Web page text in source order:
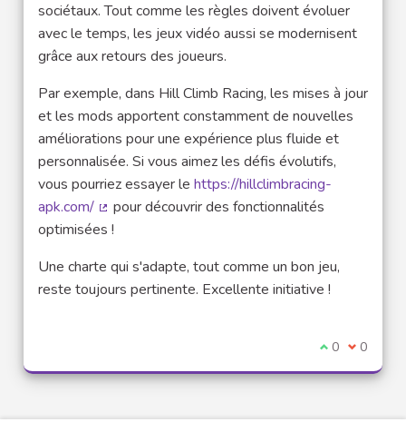
sociétaux. Tout comme les règles doivent évoluer
avec le temps, les jeux vidéo aussi se modernisent
grâce aux retours des joueurs.
Par exemple, dans Hill Climb Racing, les mises à jour
et les mods apportent constamment de nouvelles
améliorations pour une expérience plus fluide et
personnalisée. Si vous aimez les défis évolutifs,
vous pourriez essayer le https://hillclimbracing-
apk.com/
(Lien externe)
pour découvrir des fonctionnalités
optimisées !
Une charte qui s'adapte, tout comme un bon jeu,
reste toujours pertinente. Excellente initiative !
Je suis
0 Je ne
0